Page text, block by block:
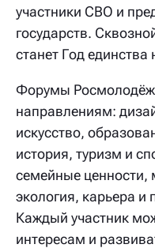
участники СВО и
государств.
станет Год
Форумы
направлениям:
искусство,
история, туризм и
семейные ценности,
экология, карьера и
Каждый участник
интересам и